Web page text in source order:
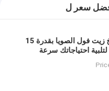
سعر ل
آلة مطبخ زيت فول الصويا بقدرة 15
احتياجاتك سرعة